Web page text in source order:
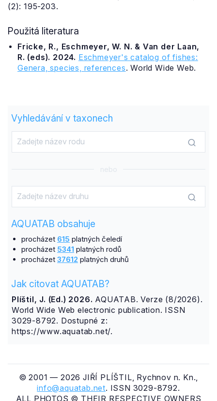
(2): 195-203.
Použitá literatura
Fricke, R., Eschmeyer, W. N. & Van der Laan,
R. (eds). 2024. Eschmeyer's catalog of fishes:
Genera, species, references. World Wide Web.
Vyhledávání v taxonech
nebo
AQUATAB obsahuje
procházet 615 platných čeledí
procházet 5341 platných rodů
procházet 37612 platných druhů
Jak citovat AQUATAB?
Plíštil, J. (Ed.) 2026. AQUATAB. Verze (8/2026).
World Wide Web electronic publication. ISSN
3029-8792. Dostupné z:
https://www.aquatab.net/.
© 2001 — 2026 JIŘÍ PLÍŠTIL, Rychnov n. Kn.,
info@aquatab.net. ISSN 3029-8792.
ALL PHOTOS © THEIR RESPECTIVE OWNERS